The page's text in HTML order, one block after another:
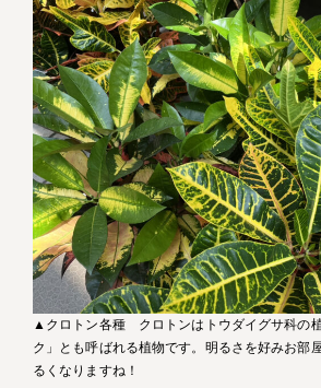
▲クロトン各種 クロトンはトウダイグサ科の
ク」とも呼ばれる植物です。明るさを好みお部
るくなりますね！